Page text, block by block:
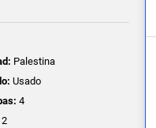
Palestina
Usado
4
2